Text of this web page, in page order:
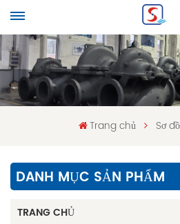
Trang chủ Sơ
DANH MỤC SẢN PHẨM
TRANG CHỦ